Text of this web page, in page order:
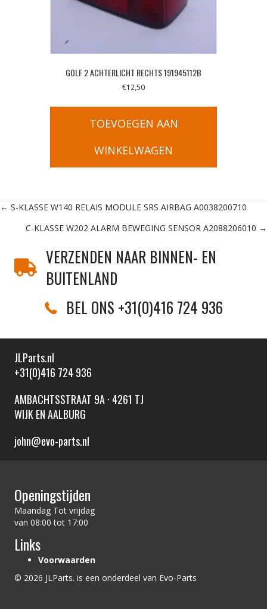
GOLF 2 ACHTERLICHT RECHTS 191945112B
€12,50
TOEVOEGEN AAN
WINKELWAGEN
Posts
navigation
← S-KLASSE W140 RELAIS MODULE SRS AIRBAG A0038200710
C-KLASSE W202 ALARM BEWEGING SENSOR A2088206010 →
VERZENDEN NAAR BINNEN- EN
BUITENLAND
BEL ONS +31(0)416 724 936
JLParts.nl
+31(0)416 724 936
AMBACHTSSTRAAT 9A · 4261 TJ
WIJK EN AALBURG
john@evo-parts.nl
Openingstijden
Maandag Tot vrijdag
van 08:00 tot 17:00
Links
Voorwaarden
© 2026 JLParts. is een onderdeel van Evo-Parts